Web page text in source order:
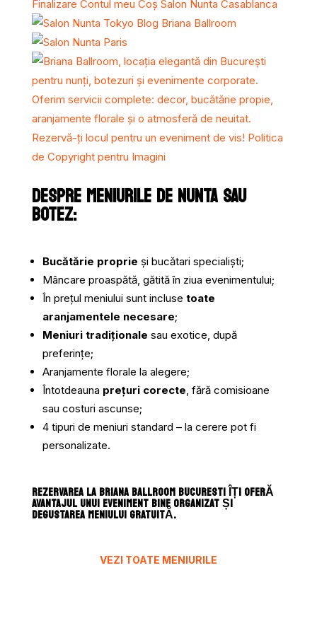
DESPRE MENIURILE DE NUNTA SAU
BOTEZ:
Bucătărie proprie și bucătari specialiști;
Mâncare proaspătă, gătită în ziua evenimentului;
În prețul meniului sunt incluse toate
aranjamentele necesare;
Meniuri tradiționale sau exotice, după
preferințe;
Aranjamente florale la alegere;
Întotdeauna prețuri corecte, fără comisioane
sau costuri ascunse;
4 tipuri de meniuri standard – la cerere pot fi
personalizate.
REZERVAREA LA BRIANA BALLROOM BUCURESTI ÎȚI OFERĂ
AVANTAJUL UNUI EVENIMENT BINE ORGANIZAT ȘI
DEGUSTAREA MENIULUI GRATUITĂ.
VEZI TOATE MENIURILE